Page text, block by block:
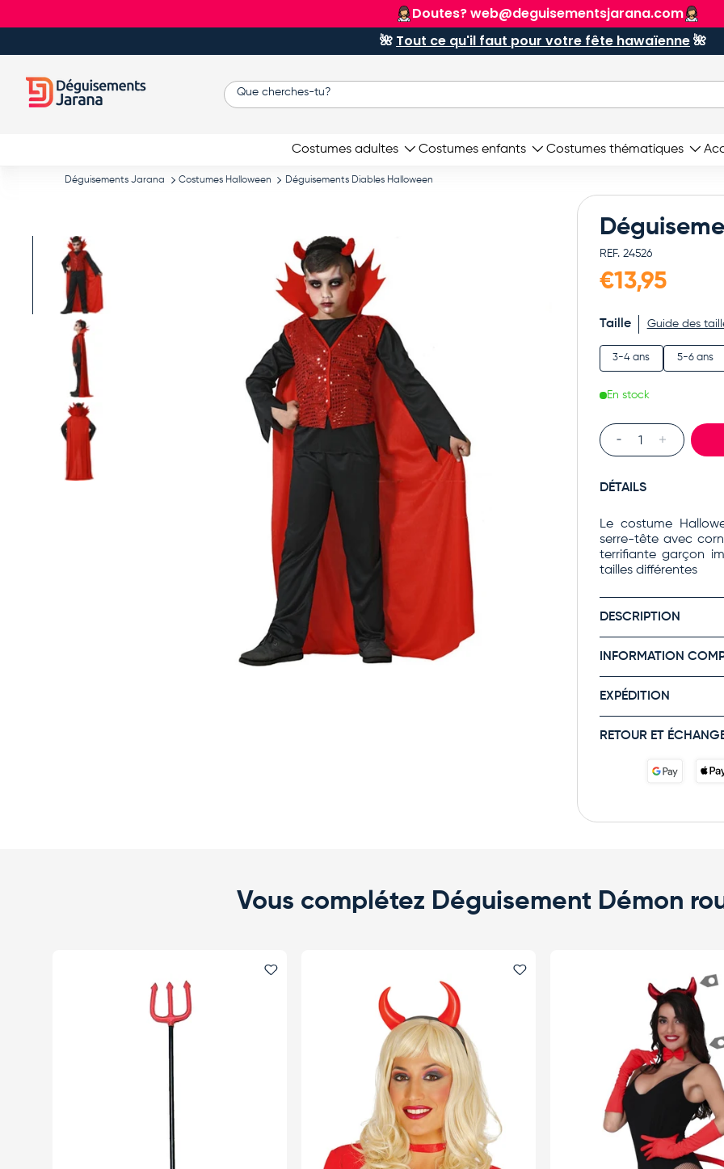
Aller au contenu
ENVOI GRATUITÀ partir de 90 €
🌺 Tout ce qu'il faut pour votre fête hawaïenne🌺
Recherche
Costumes adultes Costumes enfants Costumes thématiques
Déguisements Jarana Costumes Halloween Déguisements Diables Halloween
Charger l’image 1 dans la vue de galerie
Charger l’image 2 dans la vue de galerie
Charger l’image 3 dans la vue de galerie
REF. 24526
€13,95
Taille Guide des
3-4 ans 5-6 ans
En stock
Qté
DÉTAILS
Le costume
serre-tête avec
terrifiante garçon
tailles différentes
DESCRIPTION
INFORMATION
EXPÉDITION
RETOUR ET
Vous complétez Déguisement Démon